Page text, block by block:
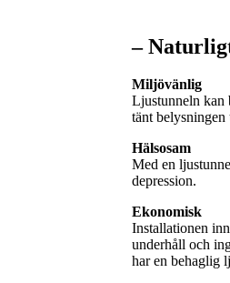
–
Miljövänlig
Ljustunneln kan
tänt belysningen
Hälsosam
Med en
depression.
Ekonomisk
Installationen
underhåll och
har en behaglig